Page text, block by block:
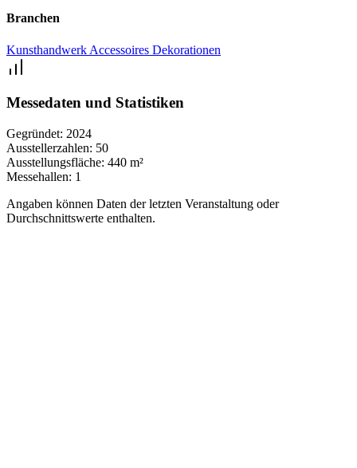
Branchen
Kunsthandwerk Accessoires Dekorationen
Messedaten und Statistiken
Gegründet: 2024
Ausstellerzahlen: 50
Ausstellungsfläche: 440 m²
Messehallen: 1
Angaben können Daten der letzten Veranstaltung oder
Durchschnittswerte enthalten.